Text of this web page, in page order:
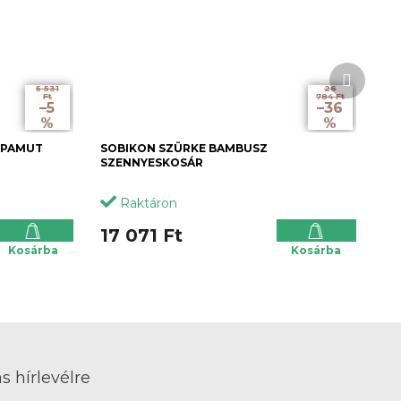
5 531
Ft
–5
%
Kosárba
26
784 Ft
–36
%
SOBIKON SZÜRKE BAMBUSZ
SZENNYESKOSÁR
Raktáron
17 071 Ft
Kosárba
termék
hírlevélre